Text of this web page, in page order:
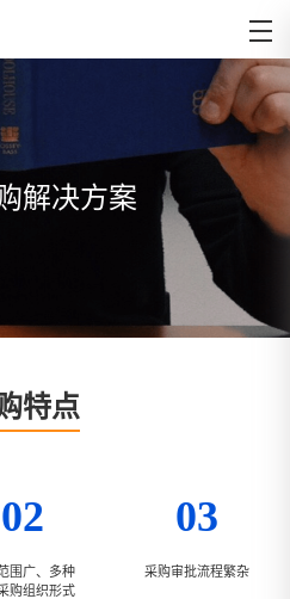
解决方案
特点
02
围广、多种
购组织形式
03
采购审批流程繁杂